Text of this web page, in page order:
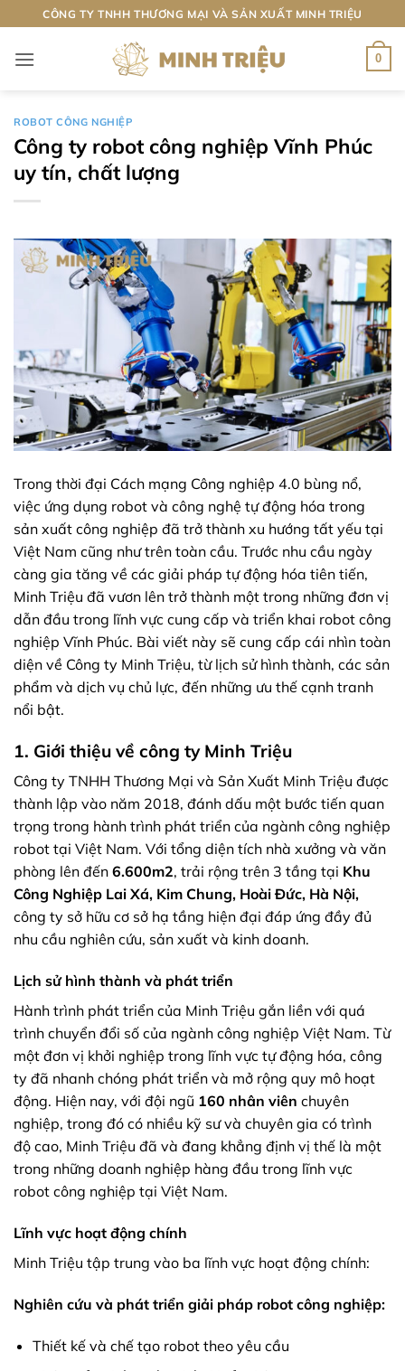
qua
nội
CÔNG TY TNHH THƯƠNG MẠI VÀ SẢN XUẤT MINH TRIỆU
0
ROBOT CÔNG NGHIỆP
Công ty robot công nghiệp Vĩnh Phúc
uy tín, chất lượng
Trong thời đại Cách mạng Công nghiệp 4.0 bùng nổ,
việc ứng dụng robot và công nghệ tự động hóa trong
sản xuất công nghiệp đã trở thành xu hướng tất yếu tại
Việt Nam cũng như trên toàn cầu. Trước nhu cầu ngày
càng gia tăng về các giải pháp tự động hóa tiên tiến,
Minh Triệu đã vươn lên trở thành một trong những đơn vị
dẫn đầu trong lĩnh vực cung cấp và triển khai robot công
nghiệp Vĩnh Phúc. Bài viết này sẽ cung cấp cái nhìn toàn
diện về Công ty Minh Triệu, từ lịch sử hình thành, các sản
phẩm và dịch vụ chủ lực, đến những ưu thế cạnh tranh
nổi bật.
1. Giới thiệu về công ty Minh Triệu
Công ty TNHH Thương Mại và Sản Xuất Minh Triệu được
thành lập vào năm 2018, đánh dấu một bước tiến quan
trọng trong hành trình phát triển của ngành công nghiệp
robot tại Việt Nam. Với tổng diện tích nhà xưởng và văn
phòng lên đến 6.600m2, trải rộng trên 3 tầng tại Khu
Công Nghiệp Lai Xá, Kim Chung, Hoài Đức, Hà Nội,
công ty sở hữu cơ sở hạ tầng hiện đại đáp ứng đầy đủ
nhu cầu nghiên cứu, sản xuất và kinh doanh.
Lịch sử hình thành và phát triển
Hành trình phát triển của Minh Triệu gắn liền với quá
trình chuyển đổi số của ngành công nghiệp Việt Nam. Từ
một đơn vị khởi nghiệp trong lĩnh vực tự động hóa, công
ty đã nhanh chóng phát triển và mở rộng quy mô hoạt
động. Hiện nay, với đội ngũ 160 nhân viên chuyên
nghiệp, trong đó có nhiều kỹ sư và chuyên gia có trình
độ cao, Minh Triệu đã và đang khẳng định vị thế là một
trong những doanh nghiệp hàng đầu trong lĩnh vực
robot công nghiệp tại Việt Nam.
Lĩnh vực hoạt động chính
Minh Triệu tập trung vào ba lĩnh vực hoạt động chính:
Nghiên cứu và phát triển giải pháp robot công nghiệp:
Thiết kế và chế tạo robot theo yêu cầu